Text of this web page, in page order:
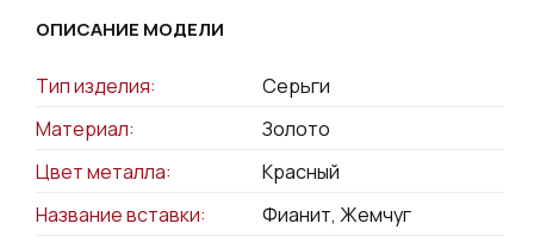
ОПИСАНИЕ МОДЕЛИ
Тип изделия:
Серьги
Материал:
Золото
Цвет металла:
Красный
Название вставки:
Фианит, Жемчуг